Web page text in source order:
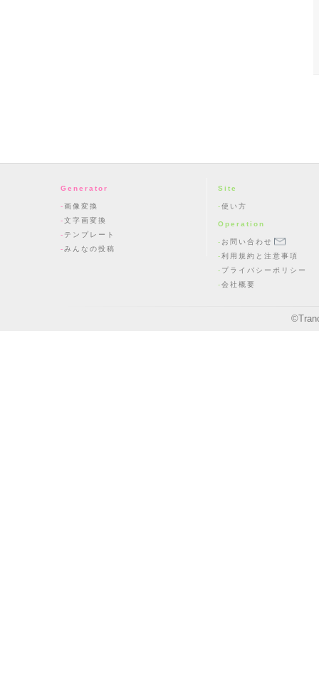
Generator
画像変換
文字画変換
テンプレート
みんなの投稿
Site
使い方
Operation
お問い合わせ
利用規約と注意事項
プライバシーポリシー
会社概要
©